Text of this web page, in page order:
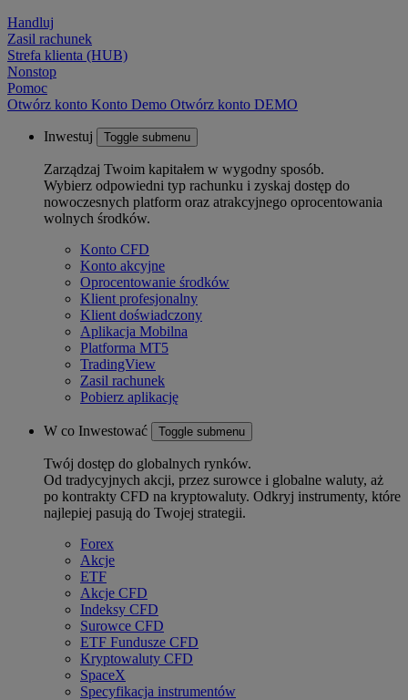
Handluj
Zasil rachunek
Strefa klienta (HUB)
Nonstop
Pomoc
Otwórz konto Konto Demo Otwórz konto DEMO
Inwestuj Toggle submenu
Zarządzaj Twoim kapitałem w wygodny sposób.
Wybierz odpowiedni typ rachunku i zyskaj dostęp do
nowoczesnych platform oraz atrakcyjnego oprocentowania
wolnych środków.
Konto CFD
Konto akcyjne
Oprocentowanie środków
Klient profesjonalny
Klient doświadczony
Aplikacja Mobilna
Platforma MT5
TradingView
Zasil rachunek
Pobierz aplikację
W co Inwestować Toggle submenu
Twój dostęp do globalnych rynków.
Od tradycyjnych akcji, przez surowce i globalne waluty, aż
po kontrakty CFD na kryptowaluty. Odkryj instrumenty, które
najlepiej pasują do Twojej strategii.
Forex
Akcje
ETF
Akcje CFD
Indeksy CFD
Surowce CFD
ETF Fundusze CFD
Kryptowaluty CFD
SpaceX
Specyfikacja instrumentów